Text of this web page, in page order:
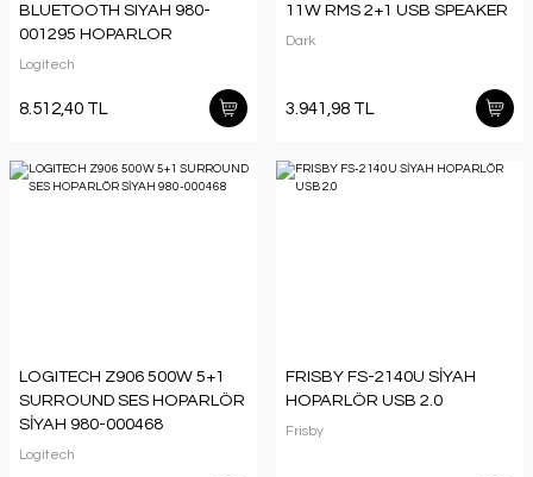
BLUETOOTH SIYAH 980-
001295 HOPARLOR
Logitech
8.512,40 TL
11W RMS 2+1 USB SPEAKER
Dark
3.941,98 TL
LOGITECH Z906 500W 5+1
SURROUND SES HOPARLÖR
SİYAH 980-000468
Logitech
FRISBY FS-2140U SİYAH
HOPARLÖR USB 2.0
Frisby